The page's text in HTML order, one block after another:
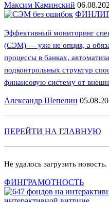
Максим Каминский
Эффективный мониторинг
(СЭМ) — уже не опция, а
процессы в банках,
подконтрольных структур
финансовую систему от
Александр Шепелин
ПЕРЕЙТИ НА ГЛАВНУЮ
Не удалось загрузить новость.
ФИНГРАМОТНОСТЬ